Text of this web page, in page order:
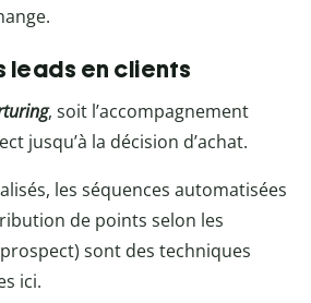
leads en clients
, soit l’accompagnement
jusqu’à la décision d’achat.
les séquences automatisées
de points selon les
sont des techniques
ici.